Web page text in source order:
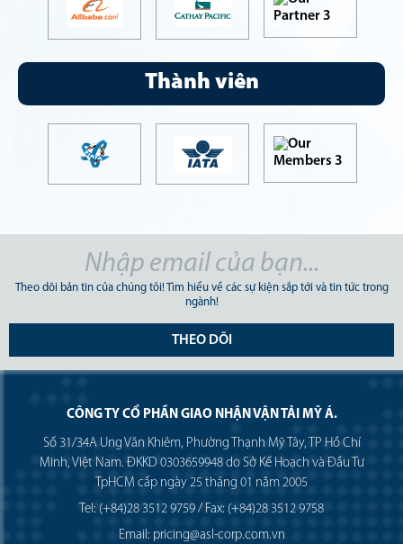
Thành viên
Theo dõi bản tin của chúng tôi! Tìm hiểu về các sự kiện sắp tới và tin tức trong
ngành!
THEO DÕI
CÔNG TY CỔ PHẦN GIAO NHẬN VẬN TẢI MỸ Á.
Số 31/34A Ung Văn Khiêm, Phường Thạnh Mỹ Tây, TP Hồ Chí
Minh, Việt Nam. ĐKKD 0303659948 do Sở Kế Hoạch và Đầu Tư
TpHCM cấp ngày 25 tháng 01 năm 2005
Tel: (+84)28 3512 9759 / Fax: (+84)28 3512 9758
Email: pricing@asl-corp.com.vn